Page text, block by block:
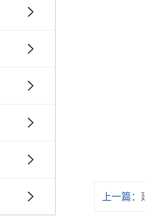
上一篇：